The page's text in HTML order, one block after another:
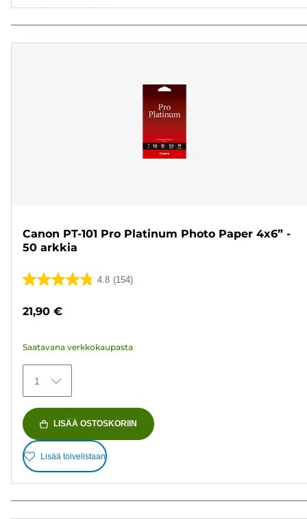
Canon PT-101 Pro Platinum Photo Paper 4x6” -
50 arkkia
4.8 (154)
4.8/5
154
21,90 €
Saatavana verkkokaupasta
1
LISÄÄ OSTOSKORIIN
Lisää toivelistaan